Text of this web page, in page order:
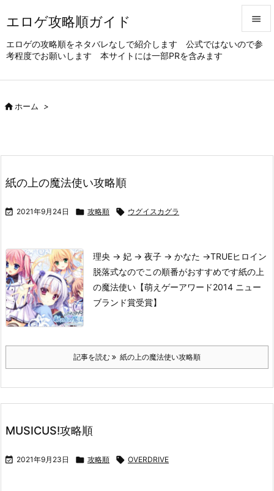
エロゲ攻略順ガイド
エロゲの攻略順をネタバレなしで紹介します 公式ではないので参
考程度でお願いします 本サイトには一部PRを含みます


ホーム >
紙の上の魔法使い攻略順
 2021年9月24日  攻略順  ウグイスカグラ
理央 → 妃 → 夜子 → かなた →TRUEヒロイン
脱落式なのでこの順番がおすすめです紙の上
の魔法使い【萌えゲーアワード2014 ニュー
ブランド賞受賞】
記事を読む 紙の上の魔法使い攻略順
MUSICUS!攻略順
 2021年9月23日  攻略順  OVERDRIVE